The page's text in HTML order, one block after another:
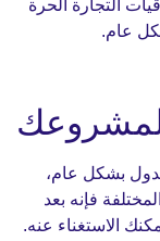
الحرة
عام،
بعد
عنه.